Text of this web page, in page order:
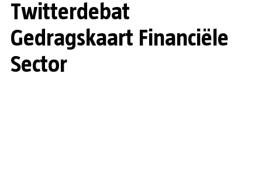
Twitterdebat
Gedragskaart Financiële
Sector